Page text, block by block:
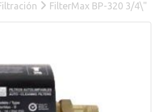
FilterMax BP-320 3/4\"